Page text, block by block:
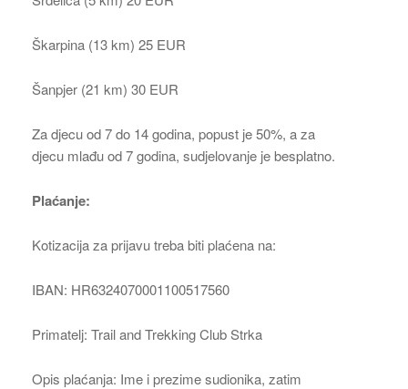
Škarpina (13 km) 25 EUR
Šanpjer (21 km) 30 EUR
Za djecu od 7 do 14 godina, popust je 50%, a za
djecu mlađu od 7 godina, sudjelovanje je besplatno.
Plaćanje:
Kotizacija za prijavu treba biti plaćena na:
IBAN: HR6324070001100517560
Primatelj: Trail and Trekking Club Strka
Opis plaćanja: Ime i prezime sudionika, zatim